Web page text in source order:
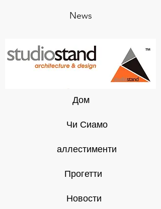
News
Дом
Чи Сиамо
аллестименти
Прогетти
Новости